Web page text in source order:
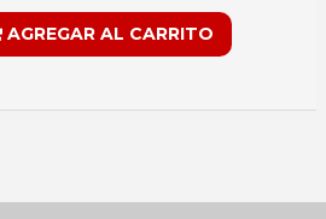
AGREGAR AL CARRITO